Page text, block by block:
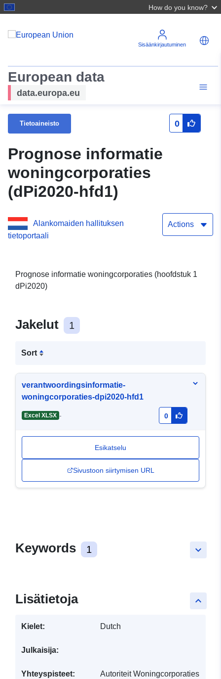
How do you know?
Sisäänkirjautuminen
European data
data.europa.eu
Tietoaineisto 0
Prognose informatie
woningcorporaties
(dPi2020-hfd1)
Alankomaiden hallituksen
tietoportaali
Actions
Prognose informatie woningcorporaties (hoofdstuk 1
dPi2020)
Jakelut 1
Sort
verantwoordingsinformatie-
woningcorporaties-dpi2020-hfd1
Excel XLSX - 0
Esikatselu
Sivustoon siirtymisen URL
keyboard_arrow_down
Keywords 1
keyboard_arrow_up
Lisätietoja
Kielet: Dutch
Julkaisija:
Yhteyspisteet:
Autoriteit Woningcorporaties